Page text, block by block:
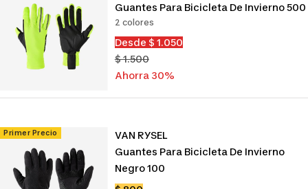
Guantes Para Bicicleta De Invierno 500
2 colores
Precio
de
venta
Desde $ 1.050
Precio
normal
$ 1.500
Ahorra 30%
Primer Precio
VAN RYSEL
Guantes Para Bicicleta De Invierno
Negro 100